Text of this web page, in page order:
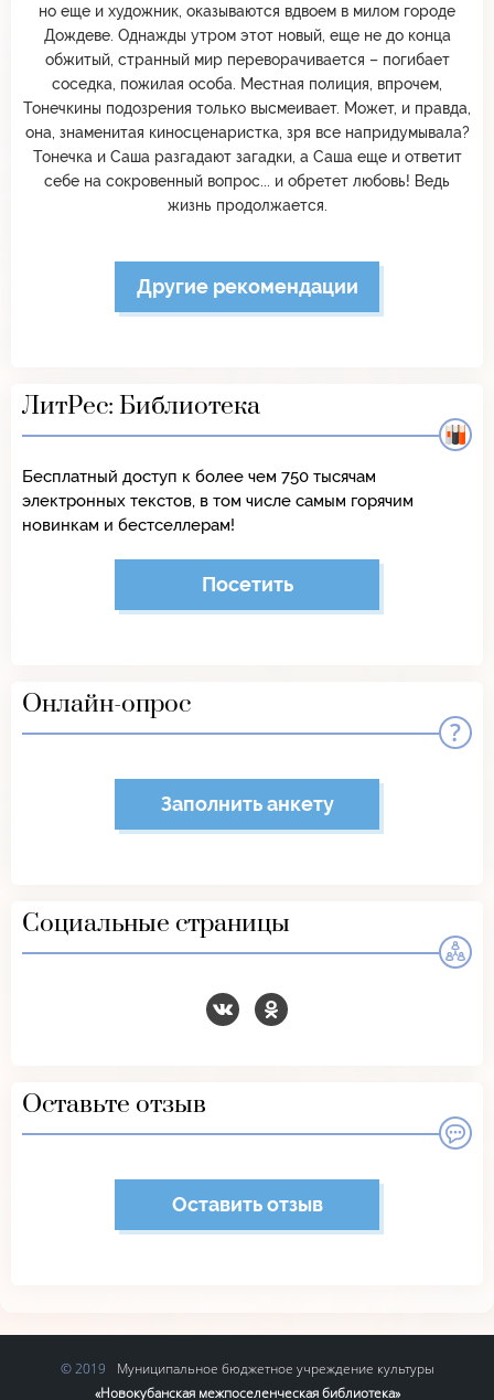
но еще и художник, оказываются вдвоем в милом городе
Дождеве. Однажды утром этот новый, еще не до конца
обжитый, странный мир переворачивается – погибает
соседка, пожилая особа. Местная полиция, впрочем,
Тонечкины подозрения только высмеивает. Может, и правда,
она, знаменитая киносценаристка, зря все напридумывала?
Тонечка и Саша разгадают загадки, а Саша еще и ответит
себе на сокровенный вопрос... и обретет любовь! Ведь
жизнь продолжается.
Другие рекомендации
ЛитРес: Библиотека
Бесплатный доступ к более чем 750 тысячам
электронных текстов, в том числе самым горячим
новинкам и бестселлерам!
Посетить
Онлайн-опрос
Заполнить анкету
Социальные страницы
Оставьте отзыв
Оставить отзыв
Муниципальное бюджетное учреждение культуры
«Новокубанская межпоселенческая библиотека»